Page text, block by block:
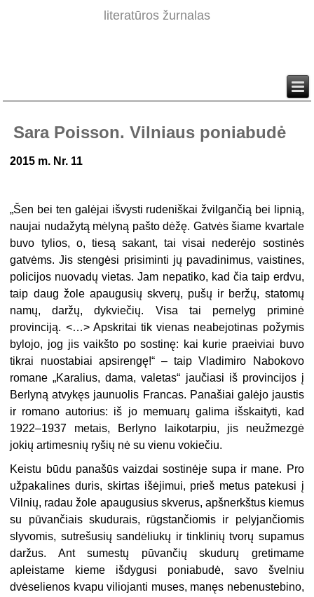
literatūros žurnalas
Sara Poisson. Vilniaus poniabudė
2015 m. Nr. 11
„Šen bei ten galėjai išvysti rudeniškai žvilgančią bei lipnią,
naujai nudažytą mėlyną pašto dėžę. Gatvės šiame kvartale
buvo tylios, o, tiesą sakant, tai visai nederėjo sostinės
gatvėms. Jis stengėsi prisiminti jų pavadinimus, vaistines,
policijos nuovadų vietas. Jam nepatiko, kad čia taip erdvu,
taip daug žole apaugusių skverų, pušų ir beržų, statomų
namų, daržų, dykviečių. Visa tai pernelyg priminė
provinciją. <…> Apskritai tik vienas neabejotinas požymis
bylojo, jog jis vaikšto po sostinę: kai kurie praeiviai buvo
tikrai nuostabiai apsirengę!“ – taip Vladimiro Nabokovo
romane „Karalius, dama, valetas“ jaučiasi iš provincijos į
Berlyną atvykęs jaunuolis Francas. Panašiai galėjo jaustis
ir romano autorius: iš jo memuarų galima išskaityti, kad
1922–1937 metais, Berlyno laikotarpiu, jis neužmezgė
jokių artimesnių ryšių nė su vienu vokiečiu.
Keistu būdu panašūs vaizdai sostinėje supa ir mane. Pro
užpakalines duris, skirtas išėjimui, prieš metus patekusi į
Vilnių, radau žole apaugusius skverus, apšnerkštus kiemus
su pūvančiais skudurais, rūgstančiomis ir pelyjančiomis
slyvomis, sutrešusių sandėliukų ir tinklinių tvorų supamus
daržus. Ant sumestų pūvančių skudurų gretimame
apleistame kieme išdygusi poniabudė, savo švelniu
dvėselienos kvapu viliojanti muses, manęs nebenustebino,